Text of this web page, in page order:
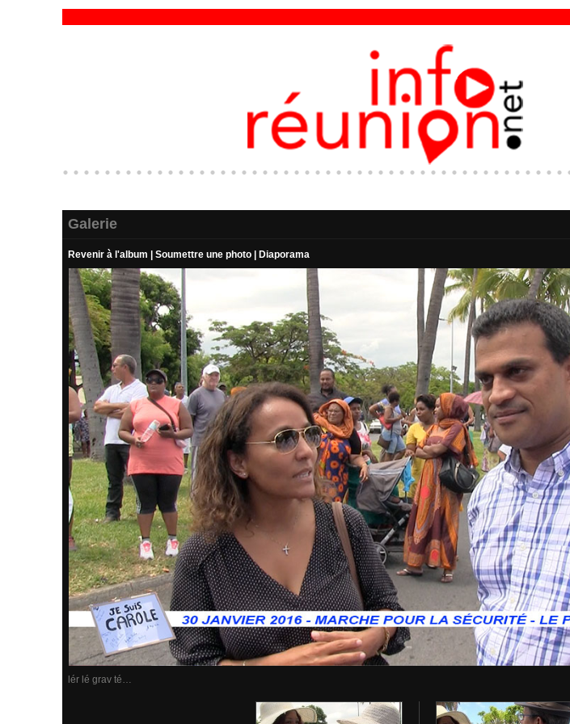
Galerie
Revenir à l'album Soumettre une photo Diaporama
lér lé grav té…